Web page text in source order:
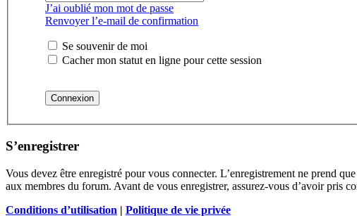
J’ai oublié mon mot de passe
Renvoyer l’e-mail de confirmation
Se souvenir de moi
Cacher mon statut en ligne pour cette session
S’enregistrer
Vous devez être enregistré pour vous connecter. L’enregistrement ne prend
aux membres du forum. Avant de vous enregistrer, assurez-vous d’avoir pris
Conditions d’utilisation | Politique de vie privée